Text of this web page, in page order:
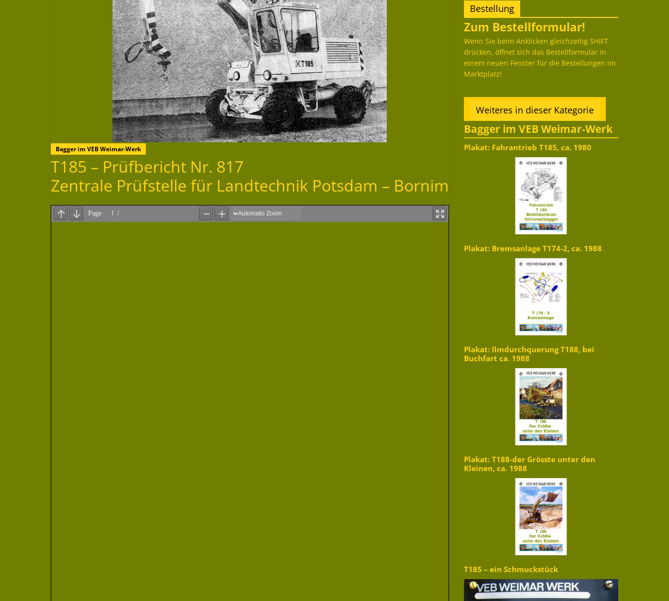
Bagger im VEB Weimar-Werk
T185 – Prüfbericht Nr. 817
Zentrale Prüfstelle für Landtechnik Potsdam – Bornim
Bestellung
Zum Bestellformular!
Wenn Sie beim Anklicken gleichzeitig SHIFT
drücken, öffnet sich das Bestellformular in
einem neuen Fenster für die Bestellungen im
Marktplatz!
Weiteres in dieser Kategorie
Bagger im VEB Weimar-Werk
Plakat: Fahrantrieb T185, ca. 1980
Plakat: Bremsanlage T174-2, ca. 1988
Plakat: Ilmdurchquerung T188, bei
Buchfart ca. 1988
Plakat: T188-der Grösste unter den
Kleinen, ca. 1988
T185 – ein Schmuckstück